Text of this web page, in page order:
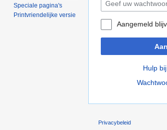
Aangemeld
Hulp
Speciale pagina's
Printvriendelijke versie
Privacybeleid